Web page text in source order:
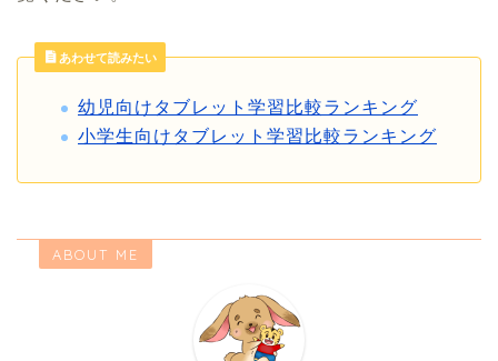
あわせて読みたい
幼児向けタブレット学習比較ランキング
小学生向けタブレット学習比較ランキング
ABOUT ME